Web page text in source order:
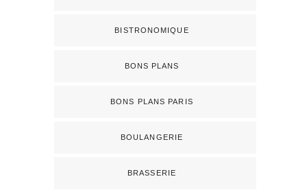
BISTRONOMIQUE
BONS PLANS
BONS PLANS PARIS
BOULANGERIE
BRASSERIE